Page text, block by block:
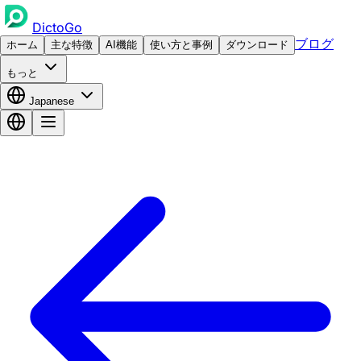
DictoGo
ホーム 主な特徴 AI機能 使い方と事例 ダウンロード ブログ
もっと
Japanese